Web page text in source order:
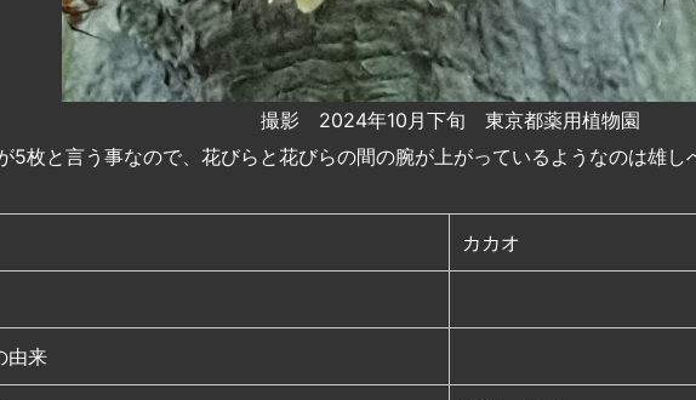
撮影 2024年10月下旬 東京都薬用植物園
5枚と言う事なので、花びらと花びらの間の腕が上がっているようなのは雄し
カカオ
由来